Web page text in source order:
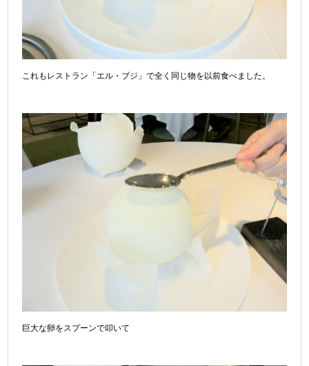
これもレストラン「エル・ブジ」で全く同じ物を以前食べました。
巨大な卵をスプーンで叩いて